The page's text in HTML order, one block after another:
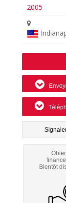
2005
Bientôt